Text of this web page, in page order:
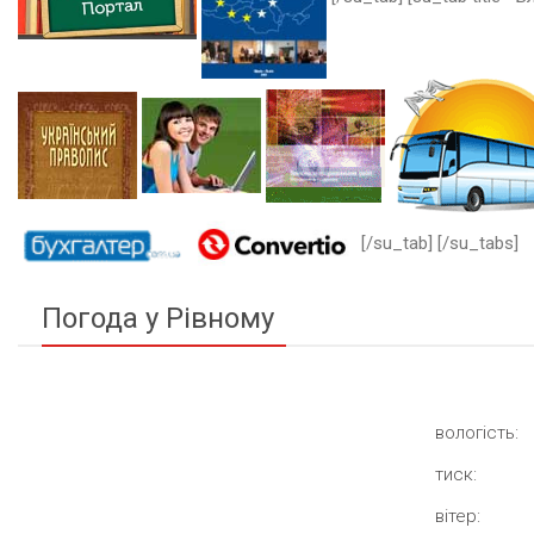
[/su_tab] [/su_tabs]
Погода у Рівному
вологість:
тиск:
вітер: